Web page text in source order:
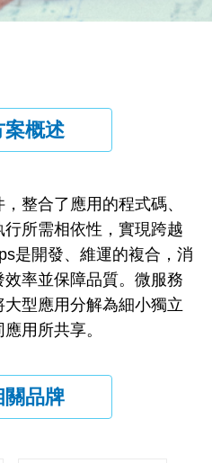
案概述
整合了應用的程式碼、
所需相依性，實現跨越
是開發、維運的複合，消
率並保障品質。微服務
型應用分解為細小獨立
用所共享。
關品牌